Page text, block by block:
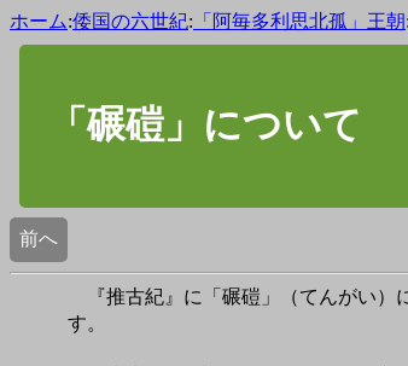
ホーム:倭国の六世紀: 「阿毎多利思北孤」王朝:
「碾磑」について
前へ
『推古紀』に「碾磑」（てんがい）
す。